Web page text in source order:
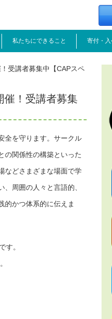
私たちにできること 寄付・
受講者募集中【CAPスペ
！受講者募集
全を守ります。サークル
の関係性の構築といった
などさまざまな場面で学
周囲の人々と言語的、
的かつ体系的に伝えま
す。